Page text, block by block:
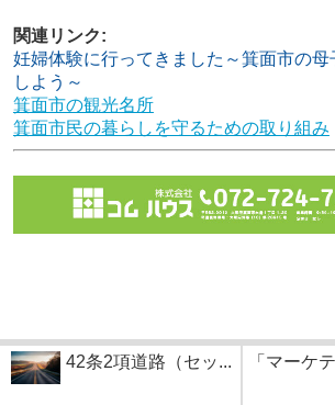
関連リンク:
妊婦体験に行ってきました～箕面市の母
しよう～
箕面市の観光名所
箕面市民の暮らしを守るための取り組み
42条2項道路（セッ... 「マーケ